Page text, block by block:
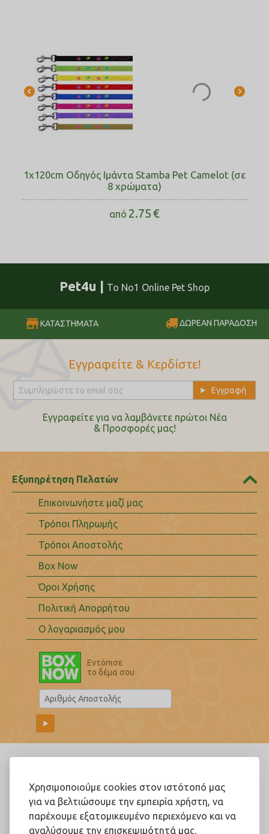
Χρησιμοποιούμε cookies στον ιστότοπό μας
για να βελτιώσουμε την εμπειρία χρήστη, να
παρέχουμε εξατομικευμένο περιεχόμενο και να
αναλύσουμε την επισκεψιμότητά μας.
1x120cm Οδηγός Ιμάντα Stamba Pet Camelot (σε
8 χρώματα)
από 2.75€
Pet4u | Το No1 Online Pet Shop
ΚΑΤΑΣΤΗΜΑΤΑ ΔΩΡΕΑΝ ΠΑΡΑΔΟΣΗ
Εγγραφείτε & Κερδίστε!
Εγγραφείτε για να λαμβάνετε πρώτοι Nέα
& Προσφορές μας!
Εξυπηρέτηση Πελατών
Επικοινωνήστε μαζί μας
Τρόποι Πληρωμής
Τρόποι Αποστολής
Box Now
Όροι Χρήσης
Πολιτική Απορρήτου
Ο λογαριασμός μου
Εντόπισε
το δέμα σου
Ακολουθήστε μας!